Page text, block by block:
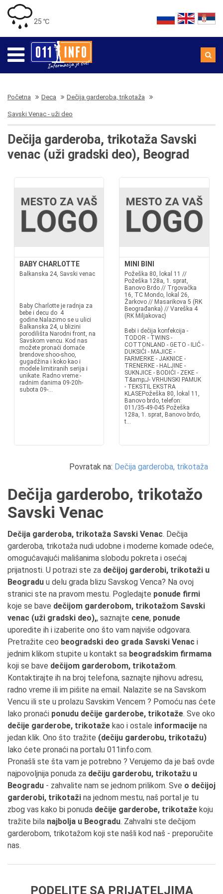
25 ℃
Početna Deca Dečija garderoba, trikotaža
Savski Venac - uži deo
Dečija garderoba, trikotaža Savski
venac (uži gradski deo), Beograd
BABY CHARLOTTE
Balkanska 24, Savski venac
Baby Charlotte je radnja za
bebe i decu do 4
godine.Nalazimo se u ulici
Balkanska 24, u blizini
porodilišta Narodni front, na
Savskom vencu. Kod nas
možete pronaći domaće
brendove:shoo-shoo,
gugadžina i koko kao i
modele limitiranih serija i
unikate. Radno vreme:-
radnim danima 09-20h-
subota 09-...
MINI BINI
Požeška 80, lokal 11 //
Požeška 128a, 1. sprat,
Banovo Brdo // Trgovačka
16, TC Mondo, lokal 26,
Žarkovo // Masarikova 5 (RK
Beograđanka) // Vareška 4
(RK Miljakovac)
Bebi i dečija konfekcija -
TODOR - TWINS -
COTTONLAND - GETO - ILIĆ -
DUKSIĆI - MAJICE -
FARMERKE - JAKNICE -
TRENERKE - HALJINE -
SUKNJICE - BODIĆI - ZEKE -
T&amp;J- VRHUNSKI PAMUK
- TEKSTIL EKSTRA
KLASEPožeška 80, lokal 11,
Banovo brdo, telefon:
011/35-49-045 Požeška
128a, 1. sprat, Banovo brdo,
t...
Povratak na: Dečija garderoba, trikotaža
Dečija garderobo, trikotažo
Savski Venac
Dečija garderoba, trikotaža Savski Venac. Dečija
garderoba, trikotaža nudi udobne i moderne komade odeće,
omogućavajući mališanima slobodu pokreta i osećaj
prijatnosti. U potrazi ste za dečijoj garderobi, trikotaži u
Beogradu u delu grada blizu Savskog Venca? Na ovoj
stranici ste na pravom mestu. Pogledajte ponude firmi
koje se bave dečijom garderobom, trikotažom Savski
venac (uži gradski deo),, saznajte cene, ponude
uporedite ih i izaberite ono što vam najviše odgovara.
Pretražite ceo beogradski deo grada Savski Venac i
jednim klikom stupite u kontakt sa beogradskim firmama
koji se bave dečijom garderobom, trikotažom.
Kontaktirajte ih na broj telefona, saznajte njihovu adresu,
radno vreme ili im pišite na email. Nalazite se na Savskom
Vencu ili ste u prolazu Savskim Vencem ? Pomoću nas ćete
lako pronaći ponudu dečije garderobe, trikotaže. Sve oko
dečije garderobe, trikotaže kao i ostale informacije na
jedan klik. Ono što tražite (dečiju garderobu, trikotažu)
lako ćete pronaći na portalu 011info.com.
Pronašli ste šta vam je potrebno ? Verujemo da je baš ovde
najpovoljnija ponuda za dečiju garderobu, trikotažu u
Beogradu - zahvalite nam se jednom prilikom. Sve o dečijoj
garderobi, trikotaži na jednom mestu, naš portal je tu
zbog vas kako bi ponuda dečije garderobe, trikotaže koju
tražite bila najbolja u Beogradu. Zahvalni ste dečijom
garderobom, trikotažom koji ste našli kod naš - preporučite
nas.
PODELITE SA PRIJATELJIMA